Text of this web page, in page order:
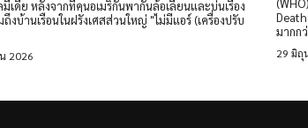
เดีย หลังจากที่คนอเมริกันพากันล้อเลียนและบ่นเรื่อง
งบ้านเรือนในฝรั่งเศสส่วนใหญ่ "ไม่มีแอร์ (เครื่องปรับ
2026
มากก
29 มิถุ